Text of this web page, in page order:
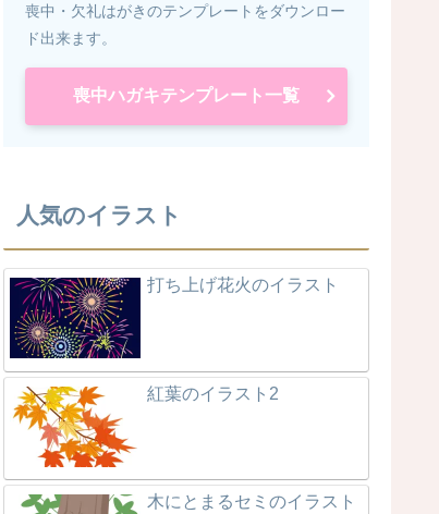
喪中・欠礼はがきのテンプレートをダウンロー
ド出来ます。
喪中ハガキテンプレート一覧
人気のイラスト
打ち上げ花火のイラスト
紅葉のイラスト2
木にとまるセミのイラスト